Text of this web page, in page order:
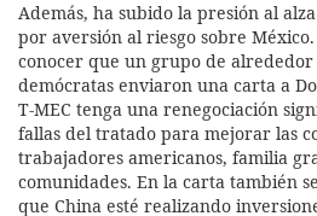
Además, ha subido la presión al
por aversión al riesgo sobre
conocer que un grupo de alrededor
demócratas enviaron una carta a
T-MEC tenga una renegociación
fallas del tratado para mejorar las
trabajadores americanos, familia
comunidades. En la carta también
que China esté realizando